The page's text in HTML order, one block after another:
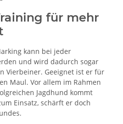
für mehr
kann bei jeder
und wird dadurch sogar
Vierbeiner. Geeignet ist er für
Maul. Vor allem im Rahmen
Jagdhund kommt
Einsatz, schärft er doch